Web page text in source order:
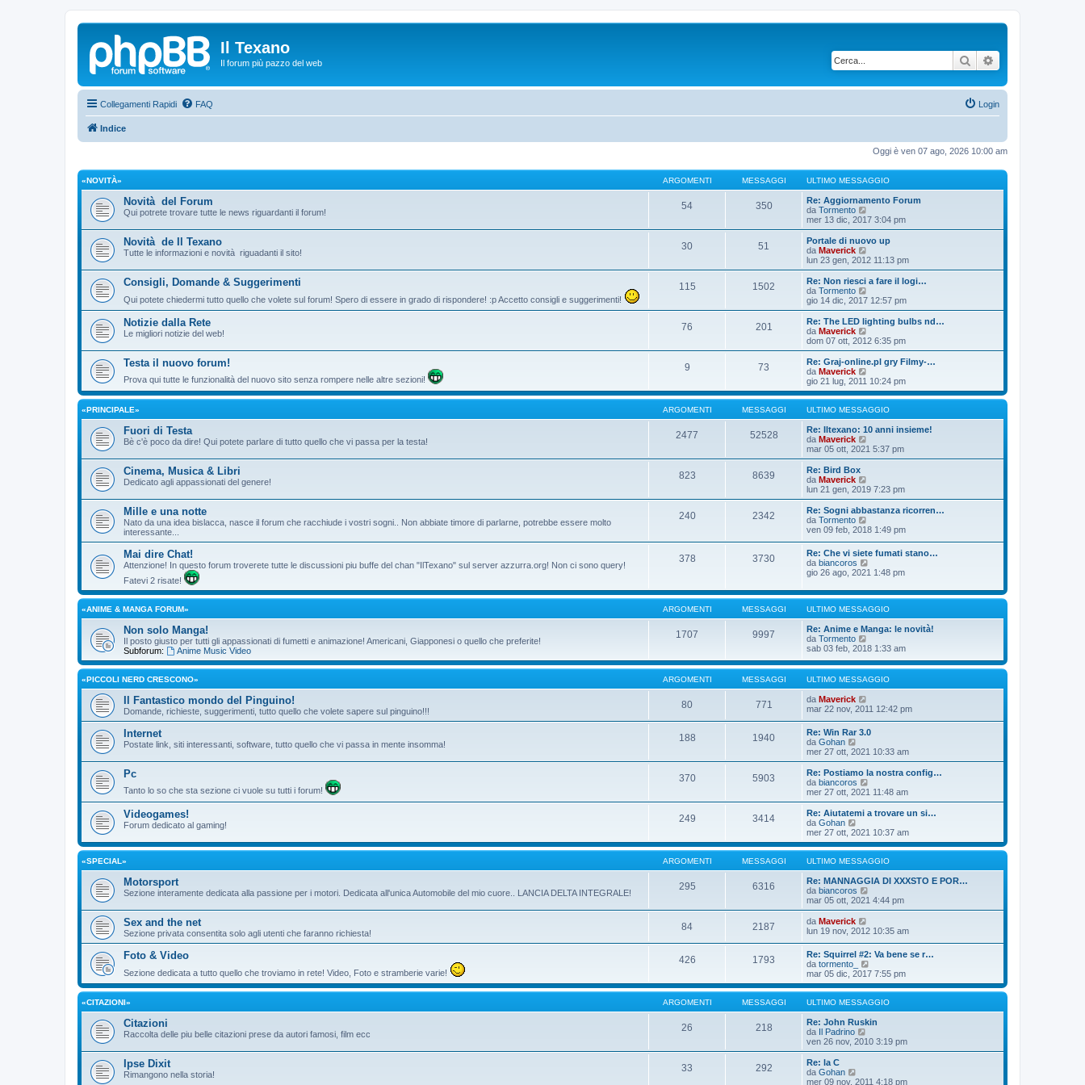
Il Texano
Il forum più pazzo del web Cerca
Collegamenti Rapidi FAQ Login
Indice
Oggi è ven 07 ago, 2026 10:00 am
«NOVITÀ» ARGOMENTI MESSAGGI ULTIMO MESSAGGIO
Novità del Forum
Qui potrete trovare tutte le news riguardanti il forum!
54 350
Re: Aggiornamento Forum
da Tormento
e
d
i
l
m
o
m
s
a
g
g
o
mer 13 dic, 2017 3:04 pm
Novità de Il Texano
Tutte le informazioni e novità riguadanti il sito!
30 51
Portale di nuovo up
da Maverick
e
d
i
l
m
o
m
s
a
g
i
lun 23 gen, 2012 11:13 pm
Consigli, Domande & Suggerimenti
Qui potete chiedermi tutto quello che volete sul forum! Spero di essere in grado di rispondere! :p Accetto consigli e suggerimenti!
115 1502
Re: Non riesci a fare il logi…
da Tormento
e
d
i
u
l
m
o
m
e
s
s
a
g
g
i
gio 14 dic, 2017 12:57 pm
Notizie dalla Rete
Le migliori notizie del web!
76 201
Re: The LED lighting bulbs nd…
da Maverick
e
d
i
i
m
o
m
s
g
i
dom 07 ott, 2012 6:35 pm
Testa il nuovo forum!
Prova qui tutte le funzionalità del nuovo sito senza rompere nelle altre sezioni!
9 73
Re: Graj-online.pl gry Filmy-…
da Maverick
e
d
i
u
l
t
m
o
s
g
g
i
o
gio 21 lug, 2011 10:24 pm
«PRINCIPALE» ARGOMENTI MESSAGGI ULTIMO MESSAGGIO
Fuori di Testa
Bè c'è poco da dire! Qui potete parlare di tutto quello che vi passa per la testa!
2477 52528
Re: Iltexano: 10 anni insieme!
da Maverick
e
d
l
m
o
m
e
s
s
a
g
i
o
mar 05 ott, 2021 5:37 pm
Cinema, Musica & Libri
Dedicato agli appassionati del genere!
823 8639
Re: Bird Box
da Maverick
e
d
i
l
i
m
o
m
s
s
a
g
g
i
o
lun 21 gen, 2019 7:23 pm
Mille e una notte
Nato da una idea bislacca, nasce il forum che racchiude i vostri sogni.. Non abbiate timore di parlarne, potrebbe essere molto
interessante...
240 2342
Re: Sogni abbastanza ricorren…
da Tormento
e
u
l
t
m
o
e
s
s
a
g
i
ven 09 feb, 2018 1:49 pm
Mai dire Chat!
Attenzione! In questo forum troverete tutte le discussioni piu buffe del chan "IlTexano" sul server azzurra.org! Non ci sono query!
Fatevi 2 risate!
378 3730
Re: Che vi siete fumati stano…
da biancoros
e
i
u
l
t
i
o
m
e
s
s
g
o
gio 26 ago, 2021 1:48 pm
«ANIME & MANGA FORUM» ARGOMENTI MESSAGGI ULTIMO MESSAGGIO
Non solo Manga!
Il posto giusto per tutti gli appassionati di fumetti e animazione! Americani, Giapponesi o quello che preferite!
Subforum:
Anime Music Video
1707 9997
Re: Anime e Manga: le novità!
da Tormento
e
i
u
i
m
o
m
s
s
a
g
g
i
o
sab 03 feb, 2018 1:33 am
«PICCOLI NERD CRESCONO» ARGOMENTI MESSAGGI ULTIMO MESSAGGIO
Il Fantastico mondo del Pinguino!
Domande, richieste, suggerimenti, tutto quello che volete sapere sul pinguino!!!
80 771 da Maverick
e
i
u
l
t
i
m
o
m
e
s
a
g
g
i
o
mar 22 nov, 2011 12:42 pm
Internet
Postate link, siti interessanti, software, tutto quello che vi passa in mente insomma!
188 1940
Re: Win Rar 3.0
da Gohan
e
d
i
u
l
m
o
m
e
s
s
a
g
g
i
mer 27 ott, 2021 10:33 am
Pc
Tanto lo so che sta sezione ci vuole su tutti i forum!
370 5903
Re: Postiamo la nostra config…
da biancoros
e
d
i
i
m
o
m
s
g
g
i
o
mer 27 ott, 2021 11:48 am
Videogames!
Forum dedicato al gaming!
249 3414
Re: Aiutatemi a trovare un si…
da Gohan
e
d
i
u
l
t
m
o
m
e
s
a
g
g
i
o
mer 27 ott, 2021 10:37 am
«SPECIAL» ARGOMENTI MESSAGGI ULTIMO MESSAGGIO
Motorsport
Sezione interamente dedicata alla passione per i motori. Dedicata all'unica Automobile del mio cuore.. LANCIA DELTA INTEGRALE!
295 6316
Re: MANNAGGIA DI XXXSTO E POR…
da biancoros
e
d
u
t
i
o
m
e
s
s
a
g
i
mar 05 ott, 2021 4:44 pm
Sex and the net
Sezione privata consentita solo agli utenti che faranno richiesta!
84 2187 da Maverick
e
i
u
l
t
i
m
o
m
e
s
s
a
lun 19 nov, 2012 10:35 am
Foto & Video
Sezione dedicata a tutto quello che troviamo in rete! Video, Foto e stramberie varie!
426 1793
Re: Squirrel #2: Va bene se r…
da tormento_
e
d
i
u
l
t
m
o
s
mar 05 dic, 2017 7:55 pm
«CITAZIONI» ARGOMENTI MESSAGGI ULTIMO MESSAGGIO
Citazioni
Raccolta delle piu belle citazioni prese da autori famosi, film ecc
26 218
Re: John Ruskin
da Il Padrino
e
d
l
ven 26 nov, 2010 3:19 pm
Ipse Dixit
Rimangono nella storia!
33 292
Re: la C
da Gohan
e
mer 09 nov, 2011 4:18 pm